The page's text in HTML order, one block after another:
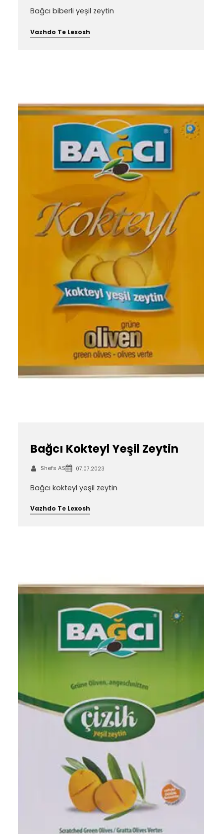
Bağcı biberli yeşil zeytin
Vazhdo Te Lexosh
Bağcı Kokteyl Yeşil Zeytin
Shefs AS 07.07.2023
Bağcı kokteyl yeşil zeytin
Vazhdo Te Lexosh